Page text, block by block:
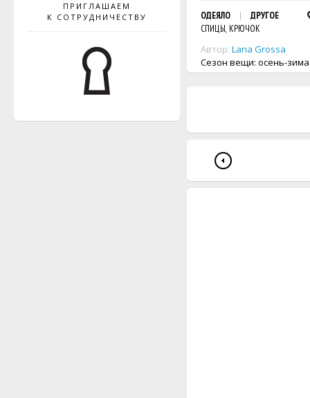
ПРИГЛАШАЕМ
К СОТРУДНИЧЕСТВУ
ОДЕЯЛО
ДРУГОЕ
СПИЦЫ, КРЮЧОК
Автор: Lana Grossa
Сезон вещи: осень-зима